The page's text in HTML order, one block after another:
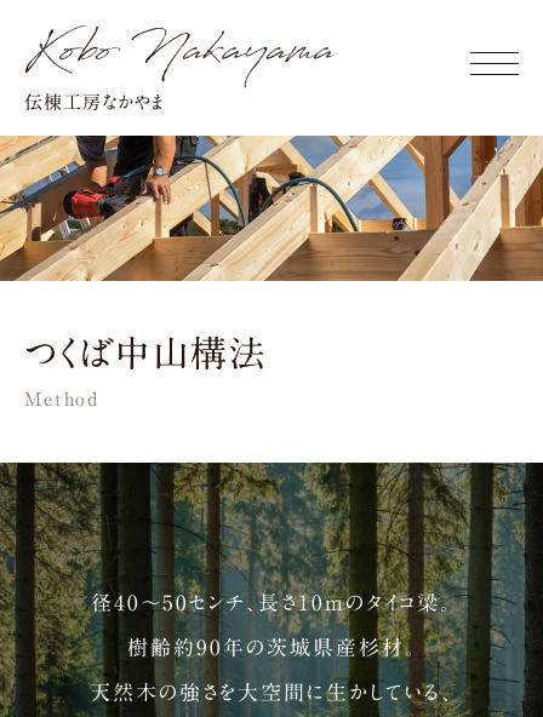
伝棟工房なかやま
Click
つくば中山構法
Method
径40〜50センチ、長さ10mのタイコ梁。
樹齢約90年の茨城県産杉材。
天然木の強さを大空間に生かしている、